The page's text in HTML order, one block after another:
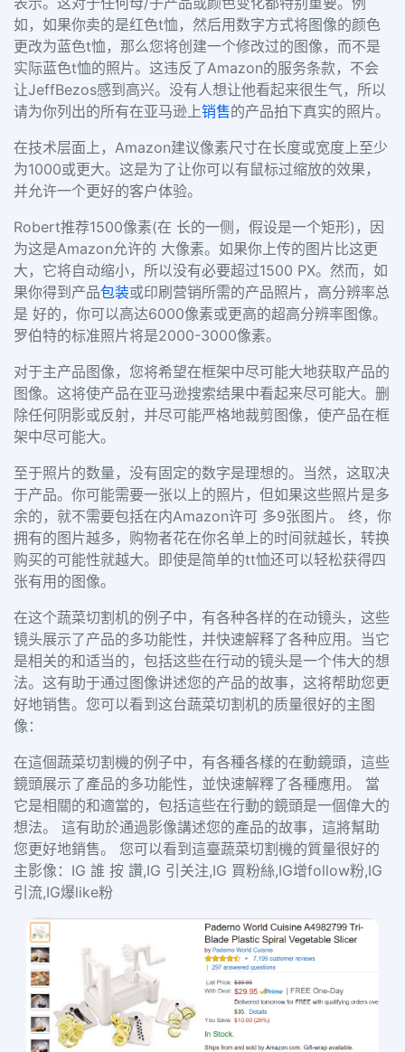
如，如果你卖的是红色t恤，然后用数字方式将图像的颜色
更改为蓝色t恤，那么您将创建一个修改过的图像，而不是
实际蓝色t恤的照片。这违反了Amazon的服务条款，不会
让JeffBezos感到高兴。没有人想让他看起来很生气，所以
请为你列出的所有在亚马逊上销售的产品拍下真实的照片。
在技术层面上，Amazon建议像素尺寸在长度或宽度上至少
为1000或更大。这是为了让你可以有鼠标过缩放的效果，
并允许一个更好的客户体验。
Robert推荐1500像素(在 长的一侧，假设是一个矩形)，因
为这是Amazon允许的 大像素。如果你上传的图片比这更
大，它将自动缩小，所以没有必要超过1500 PX。然而，如
果你得到产品包装或印刷营销所需的产品照片，高分辨率总
是 好的，你可以高达6000像素或更高的超高分辨率图像。
罗伯特的标准照片将是2000-3000像素。
对于主产品图像，您将希望在框架中尽可能大地获取产品的
图像。这将使产品在亚马逊搜索结果中看起来尽可能大。删
除任何阴影或反射，并尽可能严格地裁剪图像，使产品在框
架中尽可能大。
至于照片的数量，没有固定的数字是理想的。当然，这取决
于产品。你可能需要一张以上的照片，但如果这些照片是多
余的，就不需要包括在内Amazon许可 多9张图片。 终，你
拥有的图片越多，购物者花在你名单上的时间就越长，转换
购买的可能性就越大。即使是简单的tt恤还可以轻松获得四
张有用的图像。
在这个蔬菜切割机的例子中，有各种各样的在动镜头，这些
镜头展示了产品的多功能性，并快速解释了各种应用。当它
是相关的和适当的，包括这些在行动的镜头是一个伟大的想
法。这有助于通过图像讲述您的产品的故事，这将帮助您更
好地销售。您可以看到这台蔬菜切割机的质量很好的主图
像：
在這個蔬菜切割機的例子中，有各種各樣的在動鏡頭，這些
鏡頭展示了產品的多功能性，並快速解釋了各種應用。 當
它是相關的和適當的，包括這些在行動的鏡頭是一個偉大的
想法。 這有助於通過影像講述您的產品的故事，這將幫助
您更好地銷售。 您可以看到這臺蔬菜切割機的質量很好的
主影像：IG 誰 按 讚,IG 引关注,IG 買粉絲,IG增follow粉,IG
引流,IG爆like粉